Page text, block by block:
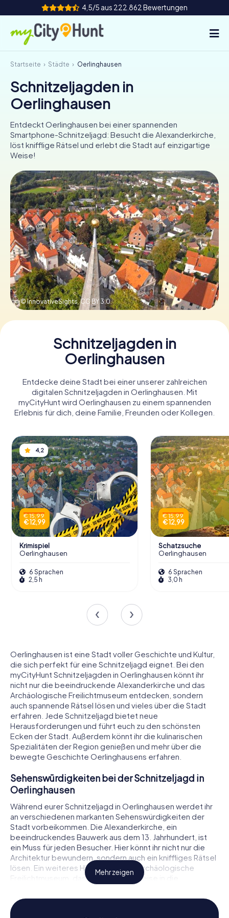
4,5/5 aus 222.862 Bewertungen
So funktioniert's
Städte
Teamevent
INT AT CH
DE
ES
FR UK
IE
IT
NL
Tickets buchen
Gutscheine bestellen
Startseite Städte Oerlinghausen
Schnitzeljagden in
Oerlinghausen
Entdeckt Oerlinghausen bei einer spannenden
Smartphone-Schnitzeljagd: Besucht die Alexanderkirche,
löst knifflige Rätsel und erlebt die Stadt auf einzigartige
Weise!
© InnovativeSights,CC BY 3.0
Schnitzeljagden in
Oerlinghausen
Entdecke deine Stadt bei einer unserer zahlreichen
digitalen Schnitzeljagden in Oerlinghausen. Mit
myCityHunt wird Oerlinghausen zu einem spannenden
Erlebnis für dich, deine Familie, Freunden oder Kollegen.
4,2
€ 15,99
€ 12,99
Krimispiel
Oerlinghausen
6 Sprachen
2,5 h
€ 15,99
€ 12,99
Schatzsuche
Oerlinghausen
6 Sprachen
3,0 h
Oerlinghausen ist eine Stadt voller Geschichte und Kultur,
die sich perfekt für eine Schnitzeljagd eignet. Bei den
myCityHunt Schnitzeljagden in Oerlinghausen könnt ihr
nicht nur die beeindruckende Alexanderkirche und das
Archäologische Freilichtmuseum entdecken, sondern
auch spannende Rätsel lösen und vieles über die Stadt
erfahren. Jede Schnitzeljagd bietet neue
Herausforderungen und führt euch zu den schönsten
Ecken der Stadt. Außerdem könnt ihr die kulinarischen
Spezialitäten der Region genießen und mehr über die
bewegte Geschichte Oerlinghausens erfahren.
Sehenswürdigkeiten bei der Schnitzeljagd in
Oerlinghausen
Während eurer Schnitzeljagd in Oerlinghausen werdet ihr
an verschiedenen markanten Sehenswürdigkeiten der
Stadt vorbeikommen. Die Alexanderkirche, ein
beeindruckendes Bauwerk aus dem 13. Jahrhundert, ist
ein Muss für jeden Besucher. Hier könnt ihr nicht nur die
Architektur bewundern, sondern auch ein kniffliges Rätsel
lösen. Ein weiteres Highlight ist das Archäologische
Freilichtmuseum, das euch auf eine Reise in die
frühzeitliche Besiedlung der Region erfahren und dabei
spannende Aufgaben meistern. Auch die historische
Mehr zeigen